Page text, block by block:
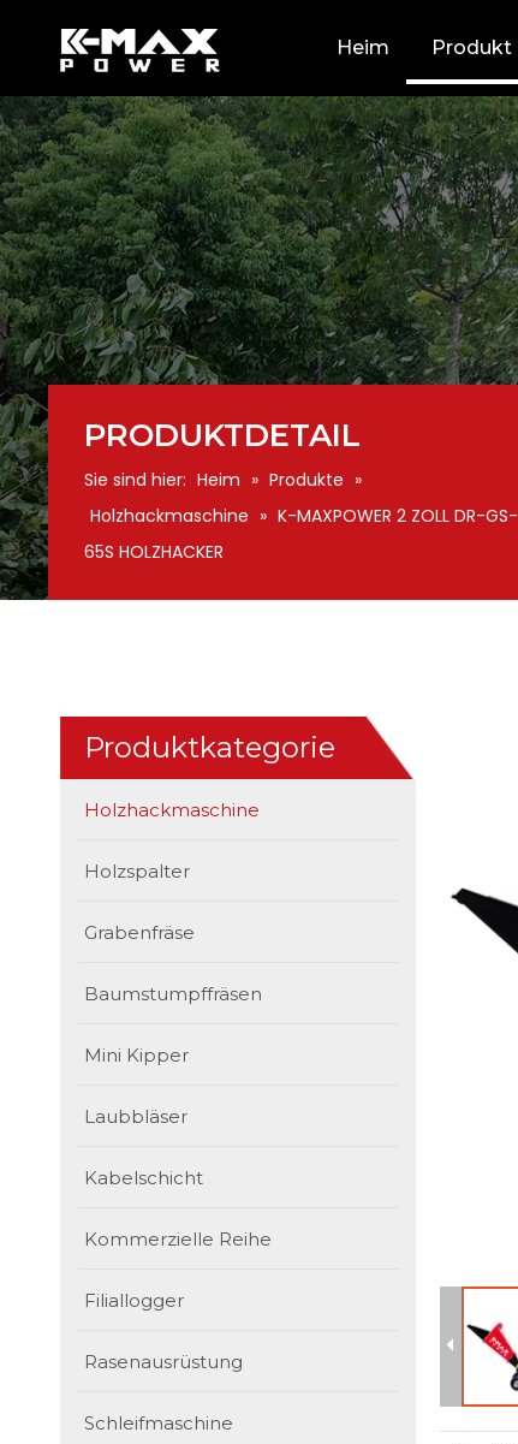
Heim Produkt
PRODUKTDETAIL
Sie sind hier: Heim » Produkte »
Holzhackmaschine » K-MAXPOWER 2 ZOLL DR-GS-
65S HOLZHACKER
Produktkategorie
Holzhackmaschine
Holzspalter
Grabenfräse
Baumstumpffräsen
Mini Kipper
Laubbläser
Kabelschicht
Kommerzielle Reihe
Filiallogger
Rasenausrüstung
Schleifmaschine